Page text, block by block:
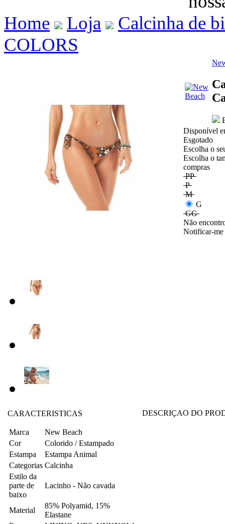
Home
Loja
Calcinha de
COLORS
Disponível
Esgotado
Escolha o
Escolha o
compras
PP
P
M
G
GG
Não
Notificar-me
CARACTERISTICAS
Marca
New Beach
Cor
Colorido / Estampado
Estampa
Estampa Animal
Categorias Calcinha
Estilo da
parte de
baixo
Lacinho - Não cavada
Material
85% Polyamid, 15%
Elastane
DESCRIÇAO DO